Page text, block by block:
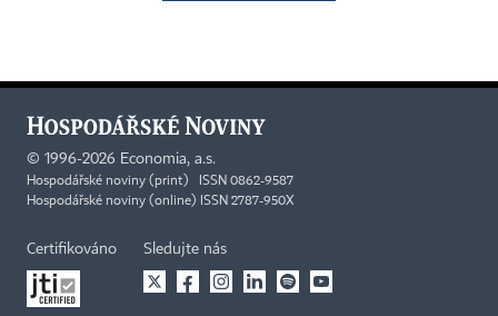
© 1996-2026 Economia, a.s.
Hospodářské noviny (print) ISSN 0862-9587
Hospodářské noviny (online) ISSN 2787-950X
Certifikováno Sledujte nás